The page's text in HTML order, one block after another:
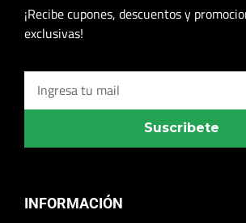
¡Recibe cupones, descuentos y
exclusivas!
Suscribete
INFORMACIÓN